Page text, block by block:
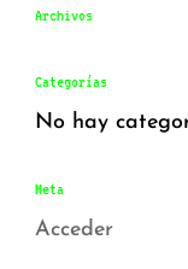
Archivos
Categorías
No hay
Meta
Acceder